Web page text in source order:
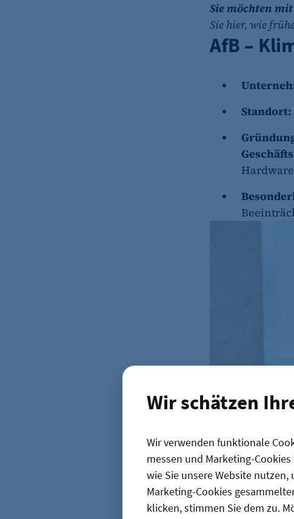
Wir schätzen
Wir verwenden funktionale
messen und Marketing-
wie Sie unsere Website
Marketing-Cookies
klicken, stimmen Sie dem zu.
Sie möchten
Sie hier, wie
AfB –
Standort:
Hardware
Geschäftsführer
Jedes Jahr ein
einem IT-
Inklusion in
als